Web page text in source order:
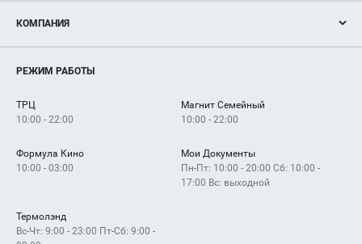
Новости
Магазины
Услуги
КОМПАНИЯ
Рекламодателям
Как добраться
РЕЖИМ РАБОТЫ
ТРЦ
10:00 - 22:00
Магнит Семейный
10:00 - 22:00
Формула Кино
10:00 - 03:00
Мои Документы
Пн-Пт: 10:00 - 20:00 Сб: 10:00 -
17:00 Вс: выходной
Термолэнд
Вс-Чт: 9:00 - 23:00 Пт-Сб: 9:00 -